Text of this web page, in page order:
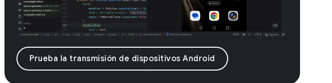
Prueba la transmisión de dispositivos Android